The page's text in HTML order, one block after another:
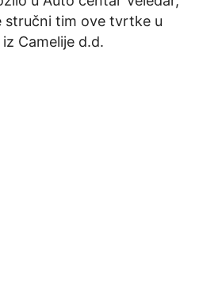
stručni tim ove tvrtke u
Camelije d.d.